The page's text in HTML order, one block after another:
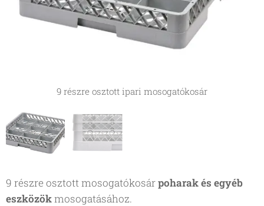
9 részre osztott ipari mosogatókosár
9 részre osztott mosogatókosárpoharak és egyéb
eszközökmosogatásához.